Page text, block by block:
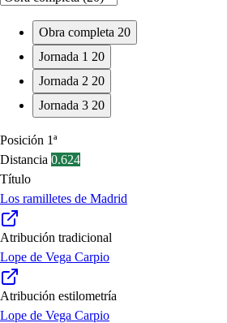
Obra completa 20
Jornada 1 20
Jornada 2 20
Jornada 3 20
Posición 1ª
Distancia 0.624
Título
Los ramilletes de Madrid
Atribución tradicional
Lope de Vega Carpio
Atribución estilometría
Lope de Vega Carpio